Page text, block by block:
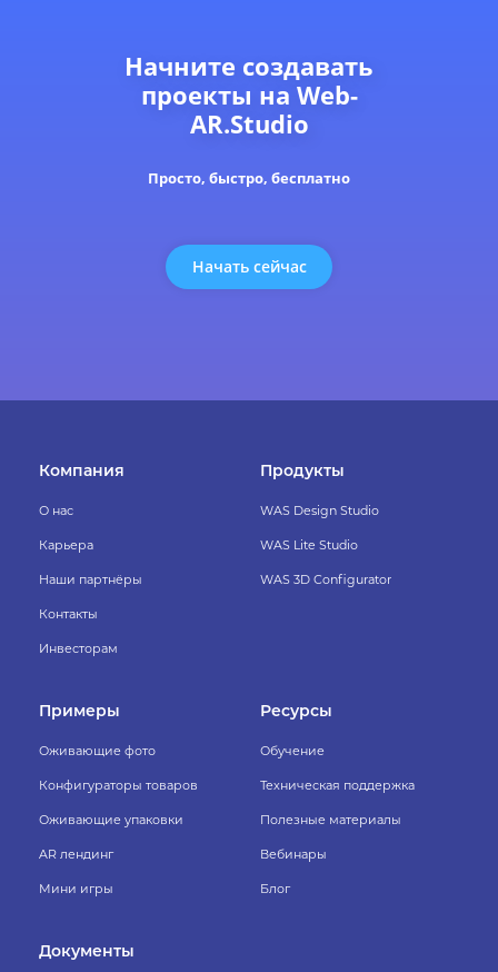
Начните создавать
проекты на Web-
AR.Studio
Просто, быстро, бесплатно
Начать сейчас
Компания
О нас
Карьера
Наши партнёры
Контакты
Инвесторам
Продукты
WAS Design Studio
WAS Lite Studio
WAS 3D Configurator
Примеры
Оживающие фото
Конфигураторы товаров
Оживающие упаковки
AR лендинг
Мини игры
Ресурсы
Обучение
Техническая поддержка
Полезные материалы
Вебинары
Блог
Документы